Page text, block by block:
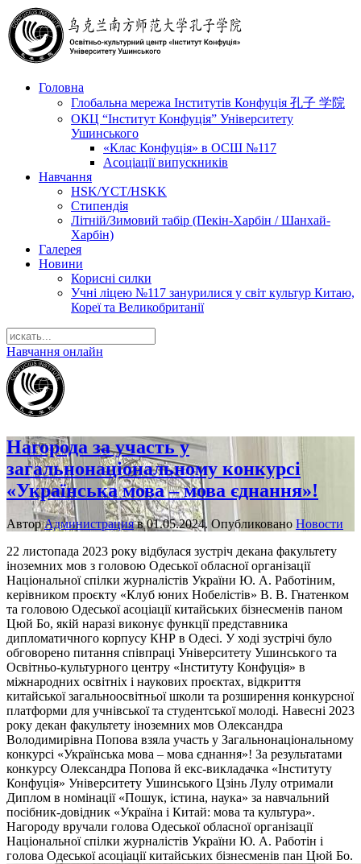
Головна
Глобальна мережа Інститутів Конфуція 孔子 学院
ОКЦ “Інститут Конфуція” Університету
Ушинського
«Клас Конфуція» в ОСШ №117
Асоціації випускників
Навчання
HSK/YCT/HSKK
Стипендія
Літній/Зимовий табір (Пекін-Харбін / Шанхай-
Харбін)
Галерея
Новини
Корисні силки
Учні ліцею №117 занурилися у світ культур Китаю,
Кореї та Великобританії
Навчання онлайн
Нагорода за участь у
загальнонаціональному конкурсі
«Українська мова – мова єднання»!
АвторАдминистрацияв01.05.2024. Опубликовано Новости
22 листопада 2023 року відбулася зустріч декана факультету
іноземних мов з головою Одеської обласної організації
Національної спілки журналістів України Ю. А. Работіним,
керівником проєкту «Клуб юних Нобелістів» В. В. Гнатенком
та головою Одеської асоціації китайських бізнесменів паном
Цюй Бо, якій наразі виконує функції представника
дипломатичного корпусу КНР в Одесі. У ході зустрічі було
обговорено питання співпраці Університету Ушинського та
Освітньо-культурного центру «Інституту Конфуція» в
міжнародних освітніх і наукових проєктах, відкриття
китайської загальноосвітньої школи та розширення конкурсної
платформи для учнівської та студентської молоді. Навесні 2023
року декан факультету іноземних мов Олександра
Володимирівна Попова взяла участь у Загальнонаціональному
конкурсі «Українська мова – мова єднання»! За результатами
конкурсу Олександра Попова й екс-викладачка «Інституту
Конфуція» Університету Ушинського Цзінь Лулу отримали
Диплом в номінації «Пошук, істина, наука» за навчальний
посібник-довідник «Україна і Китай: мова та культура».
Нагороду вручали голова Одеської обласної організації
Національної спілки журналістів України Ю. А. Работін і
голова Одеської асоціації китайських бізнесменів пан Цюй Бо.